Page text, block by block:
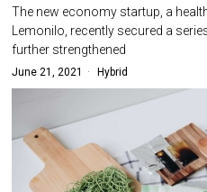
The new economy startup, a
Lemonilo, recently secured a
further strengthened
June 21, 2021 Hybrid